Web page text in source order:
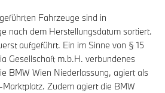
Fahrzeuge sind in
nach dem Herstellungsdatum sortiert.
aufgeführt. Ein im Sinne von § 15
Gesellschaft m.b.H. verbundenes
BMW Wien Niederlassung, agiert als
Zudem agiert die BMW